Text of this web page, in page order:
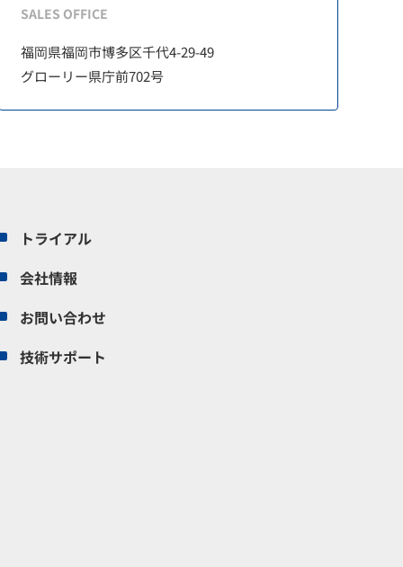
SALES OFFICE
福岡県福岡市博多区千代4-29-49
グローリー県庁前702号
トライアル
会社情報
お問い合わせ
技術サポート